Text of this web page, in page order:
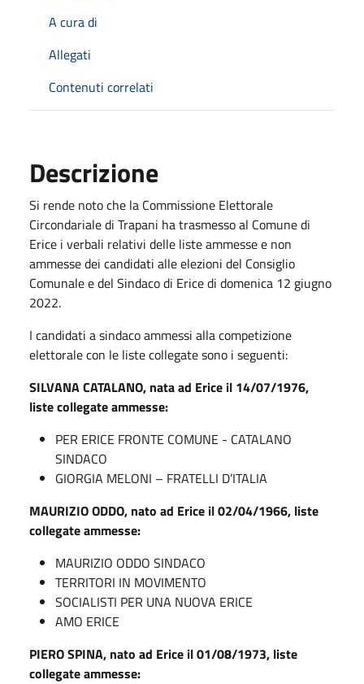
A cura di
Allegati
Contenuti correlati
Descrizione
Si rende noto che la Commissione Elettorale
Circondariale di Trapani ha trasmesso al Comune di
Erice i verbali relativi delle liste ammesse e non
ammesse dei candidati alle elezioni del Consiglio
Comunale e del Sindaco di Erice di domenica 12 giugno
2022.
I candidati a sindaco ammessi alla competizione
elettorale con le liste collegate sono i seguenti:
SILVANA CATALANO, nata ad Erice il 14/07/1976,
liste collegate ammesse:
PER ERICE FRONTE COMUNE - CATALANO
SINDACO
GIORGIA MELONI – FRATELLI D’ITALIA
MAURIZIO ODDO, nato ad Erice il 02/04/1966, liste
collegate ammesse:
MAURIZIO ODDO SINDACO
TERRITORI IN MOVIMENTO
SOCIALISTI PER UNA NUOVA ERICE
AMO ERICE
PIERO SPINA, nato ad Erice il 01/08/1973, liste
collegate ammesse: